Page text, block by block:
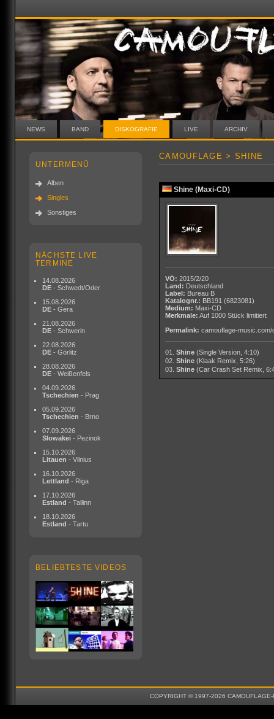
NEWS BAND DISKOGRAFIE LIVE ARCHIV
UNTERMENÜ
Alben
Singles
Sonstiges
NÄCHSTE LIVE
TERMINE
14.08.2026
DE - Schwedt/Oder
15.08.2026
DE - Gera
21.08.2026
DE - Schwerin
22.08.2026
DE - Görlitz
28.08.2026
DE - Weißenfels
04.09.2026
Tschechien - Prag
05.09.2026
Tschechien - Brno
07.09.2026
Slowakei - Pezinok
15.10.2026
Litauen - Vilnius
16.10.2026
Lettland - Riga
17.10.2026
Estland - Tallinn
18.10.2026
Estland - Tartu
BELIEBTESTE VIDEOS
CAMOUFLAGE > SHINE
Shine (Maxi-CD)
VÖ: 2015/2/20
Land: Deutschland
Label: Bureau B
Katalognr.: BB191 (6823081)
Medium: Maxi-CD
Merkmale: Auf 1000 Stück limitiert
Permalink: camouflage-music.com/
01. Shine (Single Version, 4:10)
02. Shine (Klaak Remix, 5:26)
03. Shine (Car Crash Set Remix,
COPYRIGHT © 1997-2026 CAMOUFLAGE-